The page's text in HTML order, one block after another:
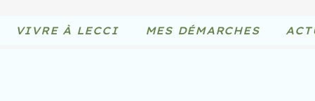
VIVRE À LECCI MES DÉMARCHES